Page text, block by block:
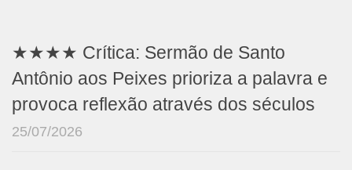
★★★★ Crítica: Sermão de Santo
Antônio aos Peixes prioriza a palavra e
provoca reflexão através dos séculos
25/07/2026